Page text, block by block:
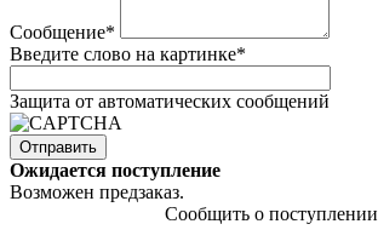
Сообщение*
Введите слово на картинке*
Защита от автоматических сообщений
Ожидается поступление
Возможен предзаказ.
Сообщить о поступлении